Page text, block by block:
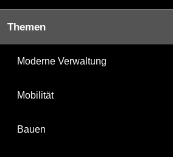
Themen
Moderne Verwaltung
Mobilität
Bauen